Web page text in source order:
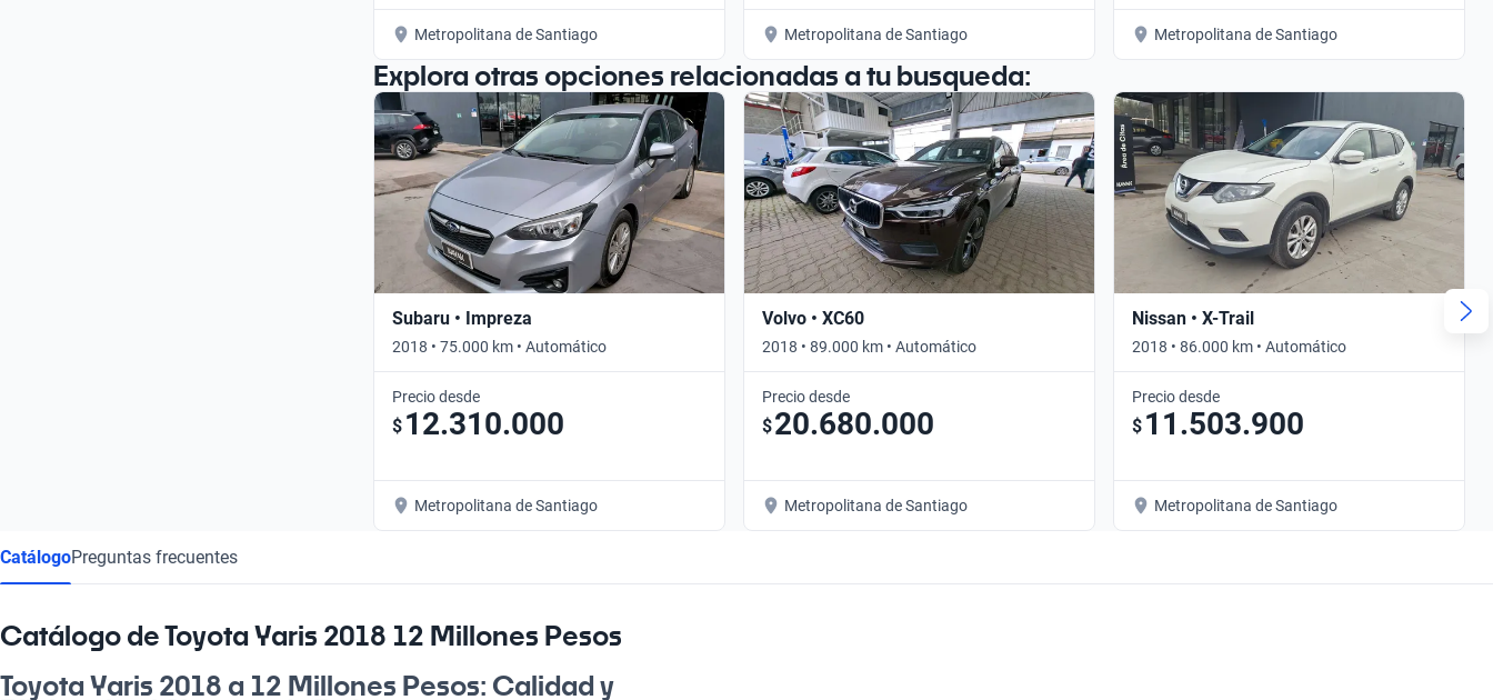
Metropolitana de Santiago Metropolitana de Santiago Metropolitana de Santiago
Explora otras opciones relacionadas a tu busqueda:
Subaru • Impreza
2018 • 75.000 km • Automático
Precio desde
$ 12.310.000
Metropolitana de Santiago
Volvo • XC60
2018 • 89.000 km • Automático
Precio desde
$20.680.000
Metropolitana de Santiago
Nissan • X-Trail
2018 • 86.000 km • Automático
Precio desde
$ 11.503.900
Metropolitana de Santiago
CatálogoPreguntas frecuentes
Catálogo de Toyota Yaris 2018 12 Millones Pesos
Toyota Yaris 2018 a 12 Millones Pesos: Calidad y